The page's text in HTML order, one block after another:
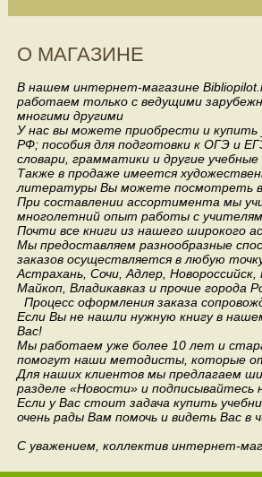
О МАГАЗИНЕ
В нашем интернет-магазине
работаем только с ведущими
многими другими
У нас вы можете приобрести и купить
РФ; пособия для подготовки к ОГЭ и
словари, грамматики и другие учебные
Также в продаже имеется
литературы Вы можете посмотреть
При составлении ассортимента мы
многолетний опыт работы с
Почти все книги из нашего широкого
Мы предоставляем разнообразные
заказов осуществляется в любую
Астрахань, Сочи, Адлер,
Майкоп, Владикавказ и прочие города
Процесс оформления заказа
Если Вы не нашли нужную книгу в
Вас!
Мы работаем уже более 10 лет и
помогут наши методисты, которые
Для наших клиентов мы предлагаем
разделе «Новости» и
Если у Вас стоит задача купить
очень рады Вам помочь и видеть Вас в
С уважением, коллектив интернет-